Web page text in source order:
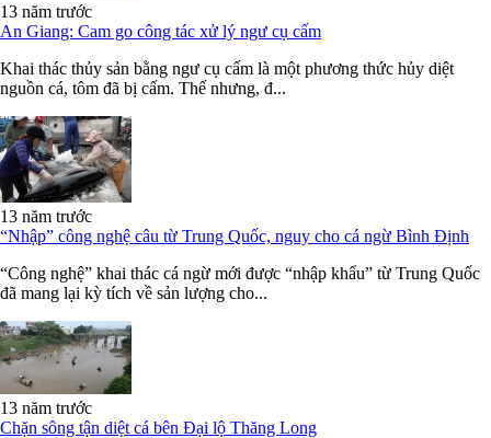
13 năm trước
An Giang: Cam go công tác xử lý ngư cụ cấm
Khai thác thủy sản bằng ngư cụ cấm là một phương thức hủy diệt
nguồn cá, tôm đã bị cấm. Thế nhưng, đ...
13 năm trước
“Nhập” công nghệ câu từ Trung Quốc, nguy cho cá ngừ Bình Định
“Công nghệ” khai thác cá ngừ mới được “nhập khẩu” từ Trung Quốc
đã mang lại kỳ tích về sản lượng cho...
13 năm trước
Chặn sông tận diệt cá bên Đại lộ Thăng Long